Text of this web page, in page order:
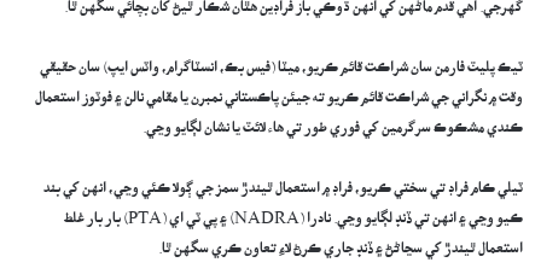
گهرجي. اهي قدم ماڻهن کي انهن ڌوڪي باز فراڊين هٿان شڪار ٿيڻ کان بچائي سگهن ٿا.
ٽيڪ پليٽ فارمن سان شراڪت قائم ڪريو، ميٽا (فيس بڪ، انسٽاگرام، واٽس ايپ) سان حقيقي
وقت ۾ نگراني جي شراڪت قائم ڪريو ته جيئن پاڪستاني نمبرن يا مقامي نالن ۽ فوٽوز استعمال
ڪندي مشڪوڪ سرگرمين کي فوري طور تي هاء لائٽ يا نشان لڳايو وڃي.
ٽيلي ڪام فراڊ تي سختي ڪريو، فراڊ ۾ استعمال ٿيندڙ سمز جي ڳولا ڪئي وڃي، انهن کي بند
ڪيو وڃي ۽ انهن تي ڏنڊ لڳايو وڃي. نادرا (NADRA) ۽ پي ٽي اي (PTA) بار بار غلط
استعمال ٿيندڙ کي سڃاڻڻ ۽ ڏنڊ جاري ڪرڻ لاءِ تعاون ڪري سگهن ٿا.